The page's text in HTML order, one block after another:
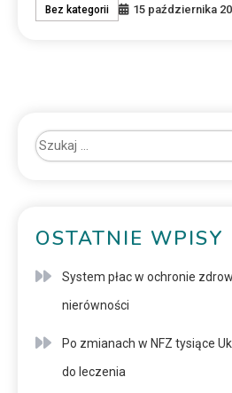
Bez kategorii 15 października
OSTATNIE WPISY
System płac w ochronie
nierówności
Po zmianach w NFZ tysiące
do leczenia